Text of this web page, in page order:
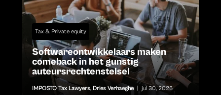
Tax & Private equity
Softwareontwikkelaars maken
comeback in het gunstig
auteursrechtenstelsel
IMPOSTO Tax Lawyers, Dries Verhaeghe jul 30, 2026